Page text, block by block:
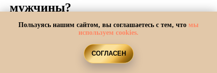
мужчины?
Пользуясь нашим сайтом, вы соглашаетесь с тем, что мы
используем cookies.
СОГЛАСЕН